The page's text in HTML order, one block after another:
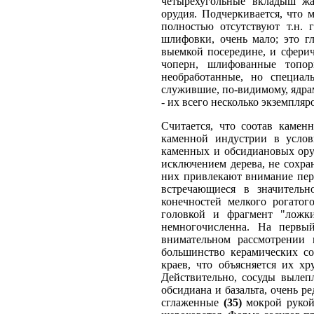
орудия. Подчеркивается, что
полностью отсутствуют т.н.
шлифовки, очень мало; это
выемкой посередине, и
чоперн, шлифованные
необработанные, но
служившие, по-видимому,
- их всего несколько
Считается, что соотав
каменной индустрии в
каменных и обсидиановых
исключением дерева, не
них привлекают внимание
встречающиеся в
конечностей мелкого
головкой и фрагмент
немногочисленна. На
внимательном
большинство керамических
краев, что объясняется их
Действительно, сосуды
обсидиана и базальта, очень
сглаженные (35)мокрой